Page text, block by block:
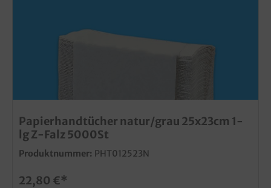
Papierhandtücher natur/grau 25x23cm 1-
lg Z-Falz 5000St
Produktnummer: PHT012523N
22,80 €*